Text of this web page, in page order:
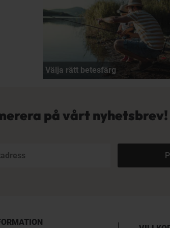
Välja rätt betesfärg
på vårt nyhetsbrev!